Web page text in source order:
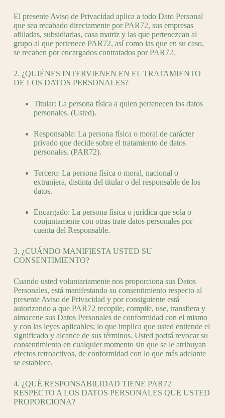
El presente Aviso de Privacidad aplica a todo Dato Personal
que sea recabado directamente por PAR72, sus empresas
afiliadas, subsidiarias, casa matriz y las que pertenezcan al
grupo al que pertenece PAR72, así como las que en su caso,
se recaben por encargados contratados por PAR72.
2. ¿QUIÉNES INTERVIENEN EN EL TRATAMIENTO
DE LOS DATOS PERSONALES?
Titular: La persona física a quien pertenecen los datos
personales. (Usted).
Responsable: La persona física o moral de carácter
privado que decide sobre el tratamiento de datos
personales. (PAR72).
Tercero: La persona física o moral, nacional o
extranjera, distinta del titular o del responsable de los
datos.
Encargado: La persona física o jurídica que sola o
conjuntamente con otras trate datos personales por
cuenta del Responsable.
3. ¿CUÁNDO MANIFIESTA USTED SU
CONSENTIMIENTO?
Cuando usted voluntariamente nos proporciona sus Datos
Personales, está manifestando su consentimiento respecto al
presente Aviso de Privacidad y por consiguiente está
autorizando a que PAR72 recopile, compile, use, transfiera y
almacene sus Datos Personales de conformidad con el mismo
y con las leyes aplicables; lo que implica que usted entiende el
significado y alcance de sus términos. Usted podrá revocar su
consentimiento en cualquier momento sin que se le atribuyan
efectos retroactivos, de conformidad con lo que más adelante
se establece.
4. ¿QUÉ RESPONSABILIDAD TIENE PAR72
RESPECTO A LOS DATOS PERSONALES QUE USTED
PROPORCIONA?